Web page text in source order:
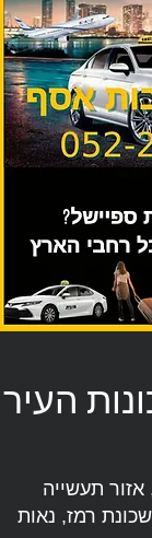
העיר
אזור תעשייה
רמז, נאות